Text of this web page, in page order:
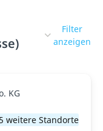
Filter
anzeigen
KG
weitere Standorte